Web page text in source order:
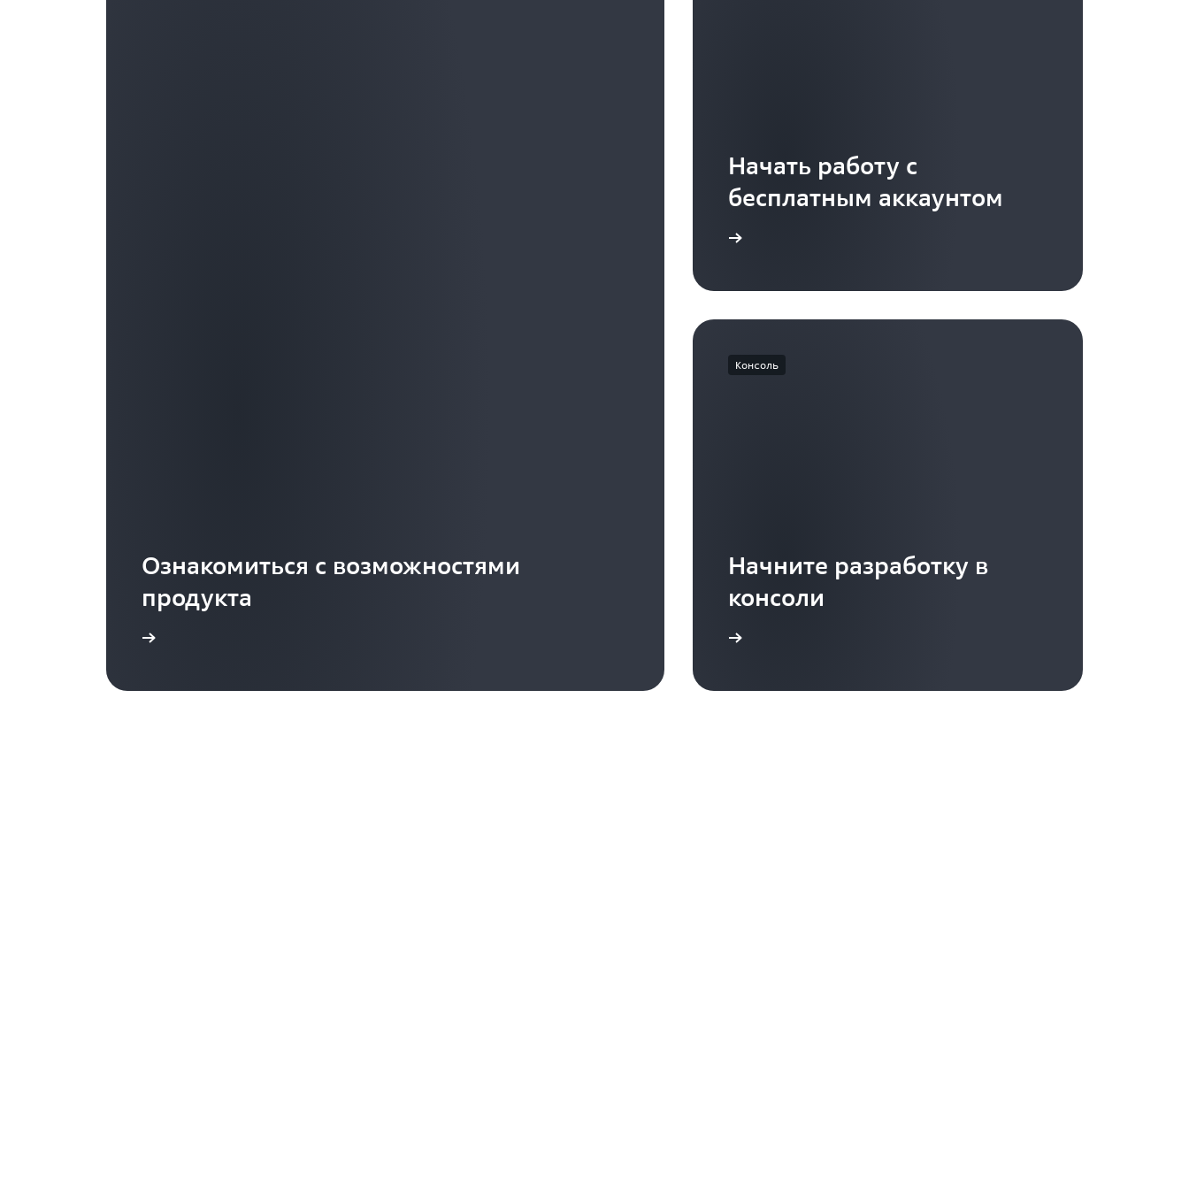
Ознакомиться с возможностями
продукта
Начать работу с
бесплатным аккаунтом
Консоль
Начните разработку в
консоли